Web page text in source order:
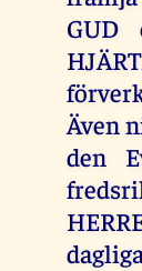
GUD
Även
den